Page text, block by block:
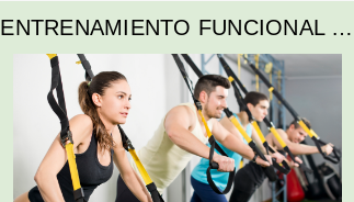
ENTRENAMIENTO FUNCIONAL AL
AIRE LIBRE + DESAYUNO
SALUDABLE